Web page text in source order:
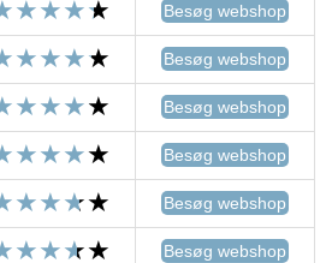
Besøg webshop
Besøg webshop
Besøg webshop
Besøg webshop
Besøg webshop
Besøg webshop